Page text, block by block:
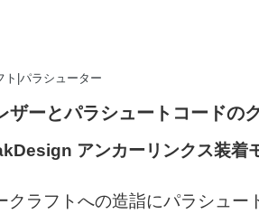
ザーとパラシュートコードの
アンカーリンクス装着
ラフトへの造詣にパラシュー